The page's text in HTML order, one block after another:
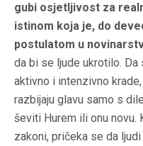
gubi osjetljivost za
istinom koja je, do
postulatom u
da bi se ljude ukrotilo. Da
aktivno i intenzivno
razbijaju glavu samo s
ševiti Hurem ili onu novu.
zakoni, pričeka se da